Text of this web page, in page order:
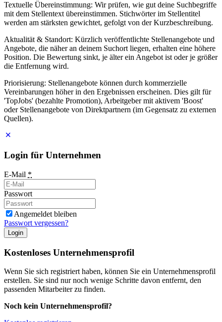
Textuelle Übereinstimmung: Wir prüfen, wie gut deine Suchbegriffe
mit dem Stellentext übereinstimmen. Stichwörter im Stellentitel
werden am stärksten gewichtet, gefolgt von der Kurzbeschreibung.
Aktualität & Standort: Kürzlich veröffentlichte Stellenangebote und
Angebote, die näher an deinem Suchort liegen, erhalten eine höhere
Position. Die Bewertung sinkt, je älter ein Angebot ist oder je größer
die Entfernung wird.
Priorisierung: Stellenangebote können durch kommerzielle
Vereinbarungen höher in den Ergebnissen erscheinen. Dies gilt für
'TopJobs' (bezahlte Promotion), Arbeitgeber mit aktivem 'Boost'
oder Stellenangebote von Direktpartnern (im Gegensatz zu externen
Quellen).
Login für Unternehmen
E-Mail *
Passwort
Angemeldet bleiben
Passwort vergessen?
Login
Kostenloses Unternehmensprofil
Wenn Sie sich registriert haben, können Sie ein Unternehmensprofil
erstellen. Sie sind nur noch wenige Schritte davon entfernt, den
passenden Mitarbeiter zu finden.
Noch kein Unternehmensprofil?